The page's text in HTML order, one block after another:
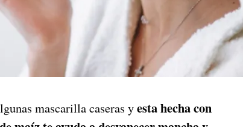
mascarilla caseras yesta hecha con